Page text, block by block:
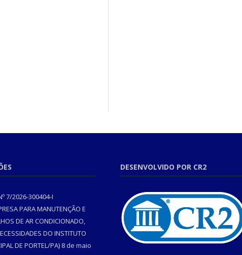
7/2026-300404-I
PARA MANUTENÇÃO E
DE AR CONDICIONADO,
DO INSTITUTO
DE PORTEL/PA) 8 de maio
DESENVOLVIDO POR CR2